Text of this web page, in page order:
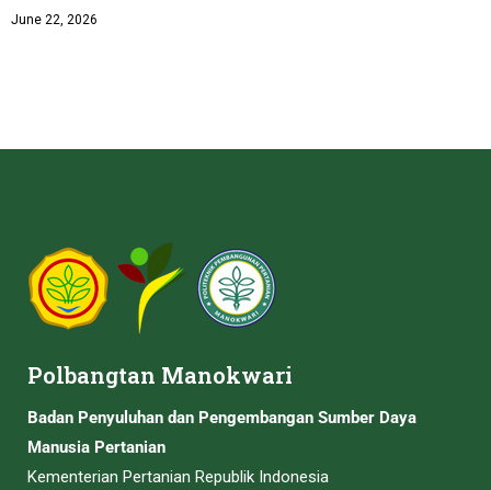
June 22, 2026
Polbangtan Manokwari
Badan Penyuluhan dan Pengembangan Sumber Daya
Manusia Pertanian
Kementerian Pertanian Republik Indonesia